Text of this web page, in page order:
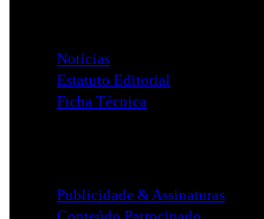
Notícias
Estatuto Editorial
Ficha Técnica
Publicidade & Assinaturas